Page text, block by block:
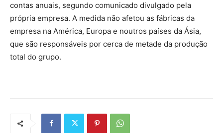
contas anuais, segundo comunicado divulgado pela
própria empresa. A medida não afetou as fábricas da
empresa na América, Europa e noutros países da Ásia,
que são responsáveis por cerca de metade da produção
total do grupo.